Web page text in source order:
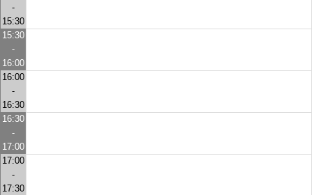
-
15:30
15:30
-
16:00
16:00
-
16:30
16:30
-
17:00
17:00
-
17:30